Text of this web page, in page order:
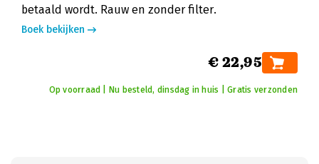
betaald wordt. Rauw en zonder filter.
Boek bekijken
€ 22,95
Op voorraad | Nu besteld, dinsdag in huis | Gratis verzonden